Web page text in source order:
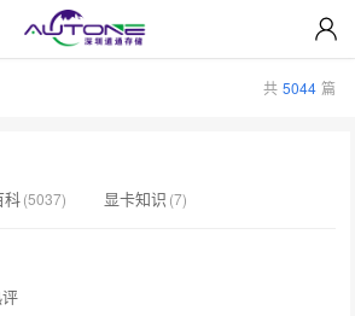
共 5044 篇
科(5037) 显卡知识 (7)